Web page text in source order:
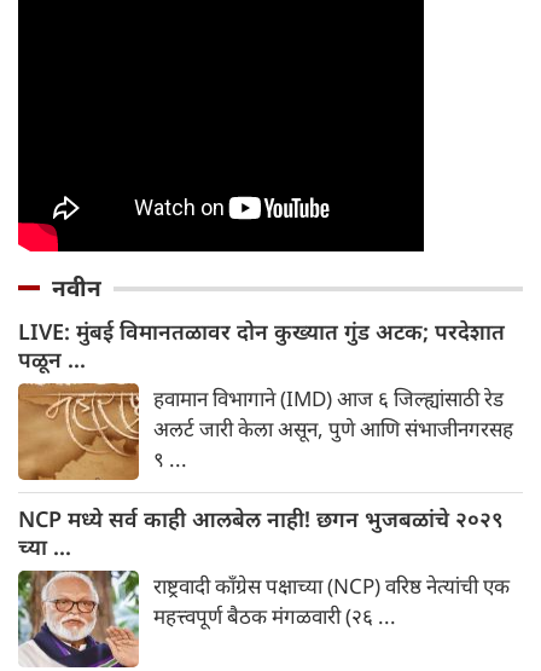
नवीन
LIVE: मुंबई विमानतळावर दोन कुख्यात गुंड अटक; परदेशात
पळून ...
हवामान विभागाने (IMD) आज ६ जिल्ह्यांसाठी रेड
अलर्ट जारी केला असून, पुणे आणि संभाजीनगरसह
९ ...
NCP मध्ये सर्व काही आलबेल नाही! छगन भुजबळांचे २०२९
च्या ...
राष्ट्रवादी काँग्रेस पक्षाच्या (NCP) वरिष्ठ नेत्यांची एक
महत्त्वपूर्ण बैठक मंगळवारी (२६ ...